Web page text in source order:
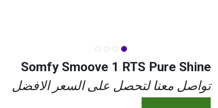
Somfy Smoove 1 RTS Pure Shine
تواصل معنا لتحصل على السعر الافضل